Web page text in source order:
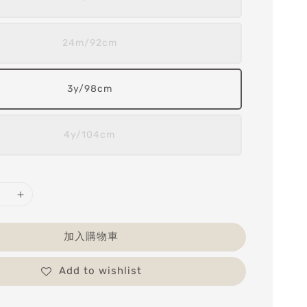
24m/92cm
3y/98cm
4y/104cm
加入購物車
Add to wishlist